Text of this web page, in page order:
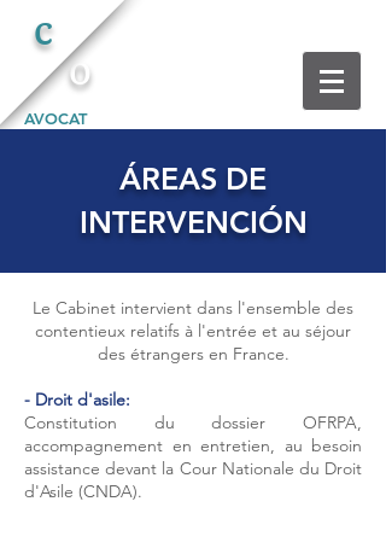
C
O
AVOCAT
ÁREAS DE
INTERVENCIÓN
Le Cabinet intervient dans l'ensemble des
contentieux relatifs à l'entrée et au séjour
des étrangers en France.
- Droit d'asile:
Constitution du dossier OFRPA,
accompagnement en entretien, au besoin
assistance devant la Cour Nationale du Droit
d'Asile (CNDA).